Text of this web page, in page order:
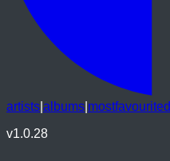
artists albums mostfavourited
v1.0.28